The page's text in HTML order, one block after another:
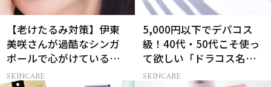
【老けたるみ対策】伊東
美咲さんが過酷なシンガ
ポールで心がけているこ
と
SKINCARE
5,000円以下でデパコス
級！40代・50代こそ使っ
て欲しい「ドラコス名品
UV」12選
SKINCARE